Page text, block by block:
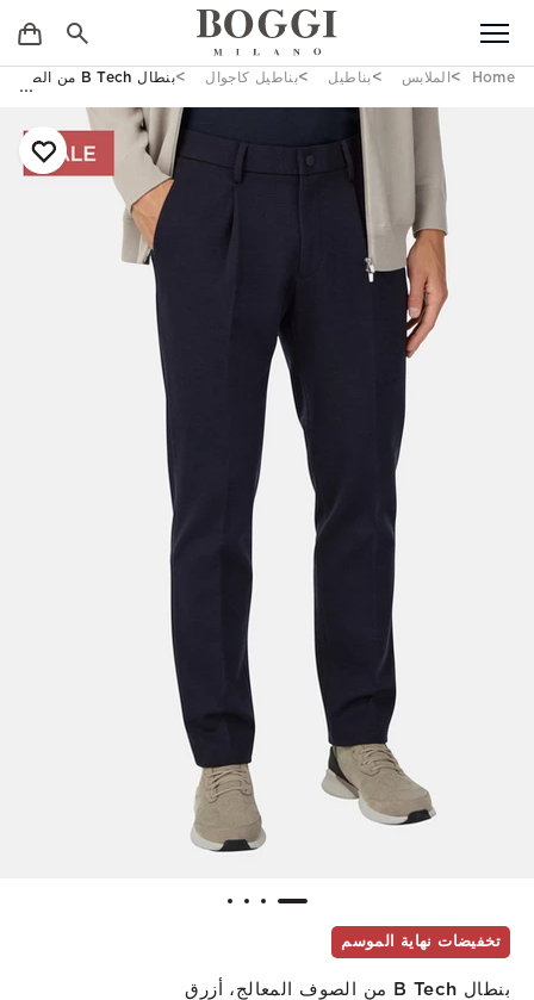
Home الملابس بناطيل بناطيل كاجوال بنطال B Tech من الصوف المعالج، أزرق
تخفيضات نهاية الموسم
بنطال B Tech من الصوف المعالج، أزرق